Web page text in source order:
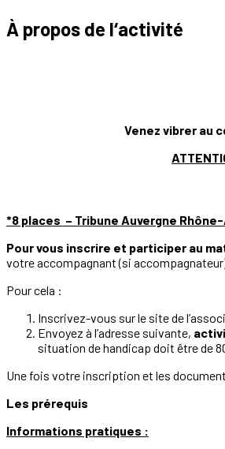
À propos de l‘activité
Venez vibrer au
*8 places – Tribune Auvergne
Pour vous inscrire et participer au
votre accompagnant (si
Pour cela :
Inscrivez-vous sur le site de
Envoyez à l’adresse suivante,
situation de handicap doit être de
Une fois votre inscription et les
Les prérequis
Informations pratiques :